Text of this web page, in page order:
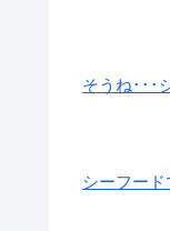
そうね･･･
シーフード